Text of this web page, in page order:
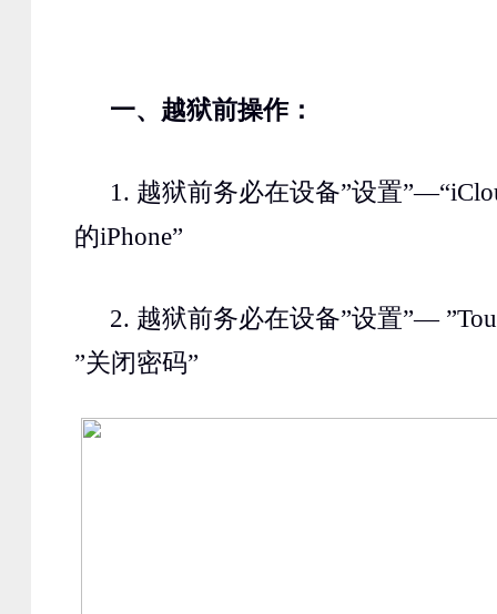
一、越狱前操作：
1. 越狱前务必在设备”设置”—“
的iPhone”
2. 越狱前务必在设备”设置”— ”
”关闭密码”